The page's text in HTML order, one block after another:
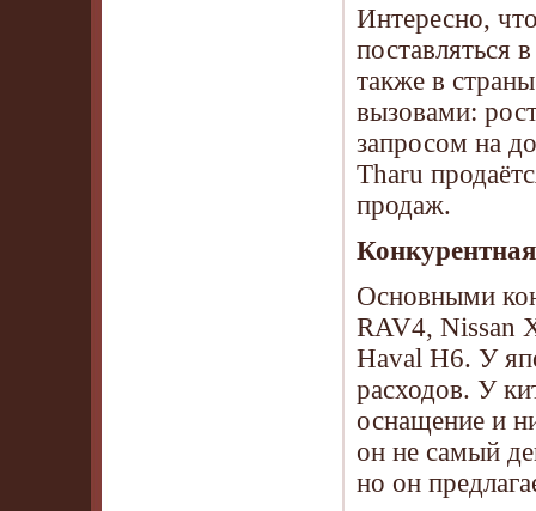
Интересно,
поставляться
также в
вызовами:
запросом на
Tharu
продаж.
Основными
RAV4, Nissan
Haval H6. У
расходов. У
оснащение и
он не самый
но он